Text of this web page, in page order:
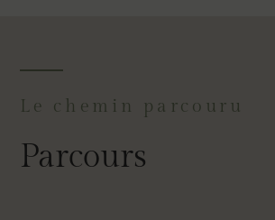
Le chemin parcouru
Parcours